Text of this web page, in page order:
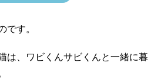
す。
は、ワビくんサビくんと一緒に暮